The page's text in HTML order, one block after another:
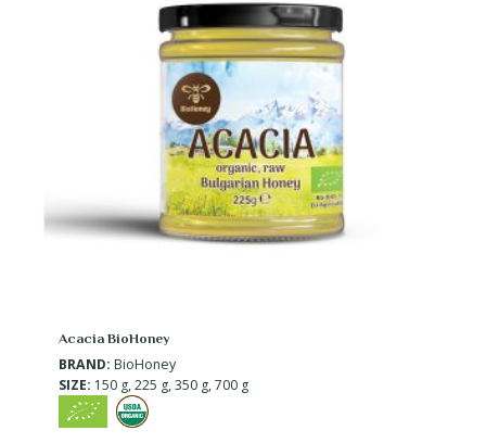
Acacia BioHoney
BRAND: BioHoney
SIZE: 150 g, 225 g, 350 g, 700 g